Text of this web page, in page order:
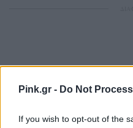
Pink.gr - Do Not
If you wish to opt-out of the